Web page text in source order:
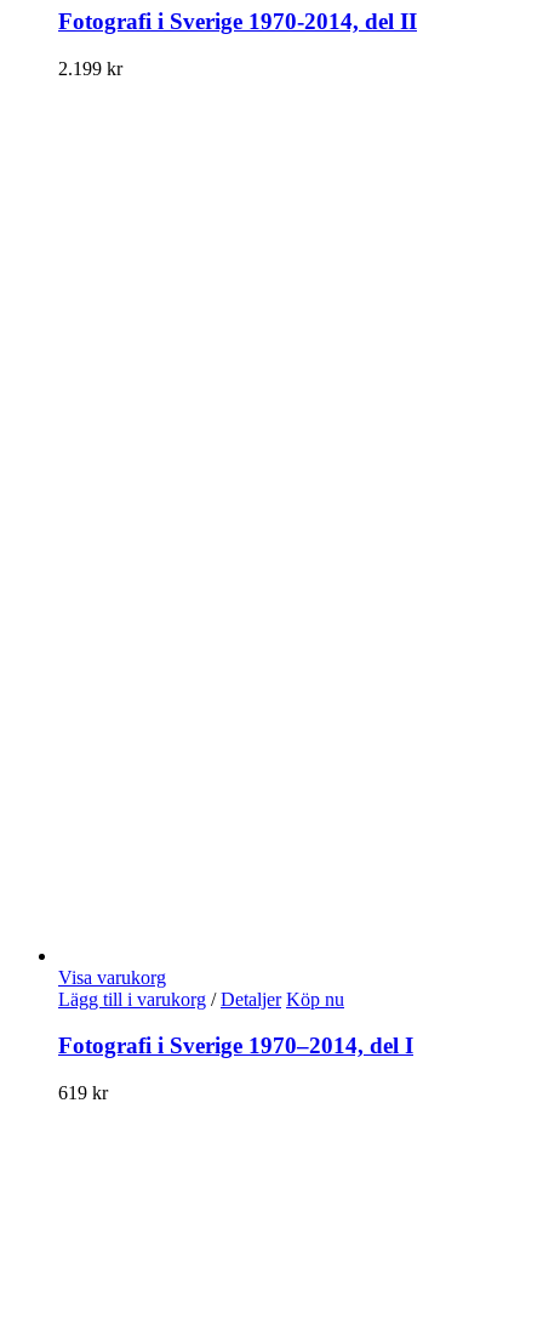
Fotografi i Sverige 1970-2014, del II
2.199 kr
Visa varukorg
Lägg till i varukorg / Detaljer Köp nu
Fotografi i Sverige 1970–2014, del I
619 kr